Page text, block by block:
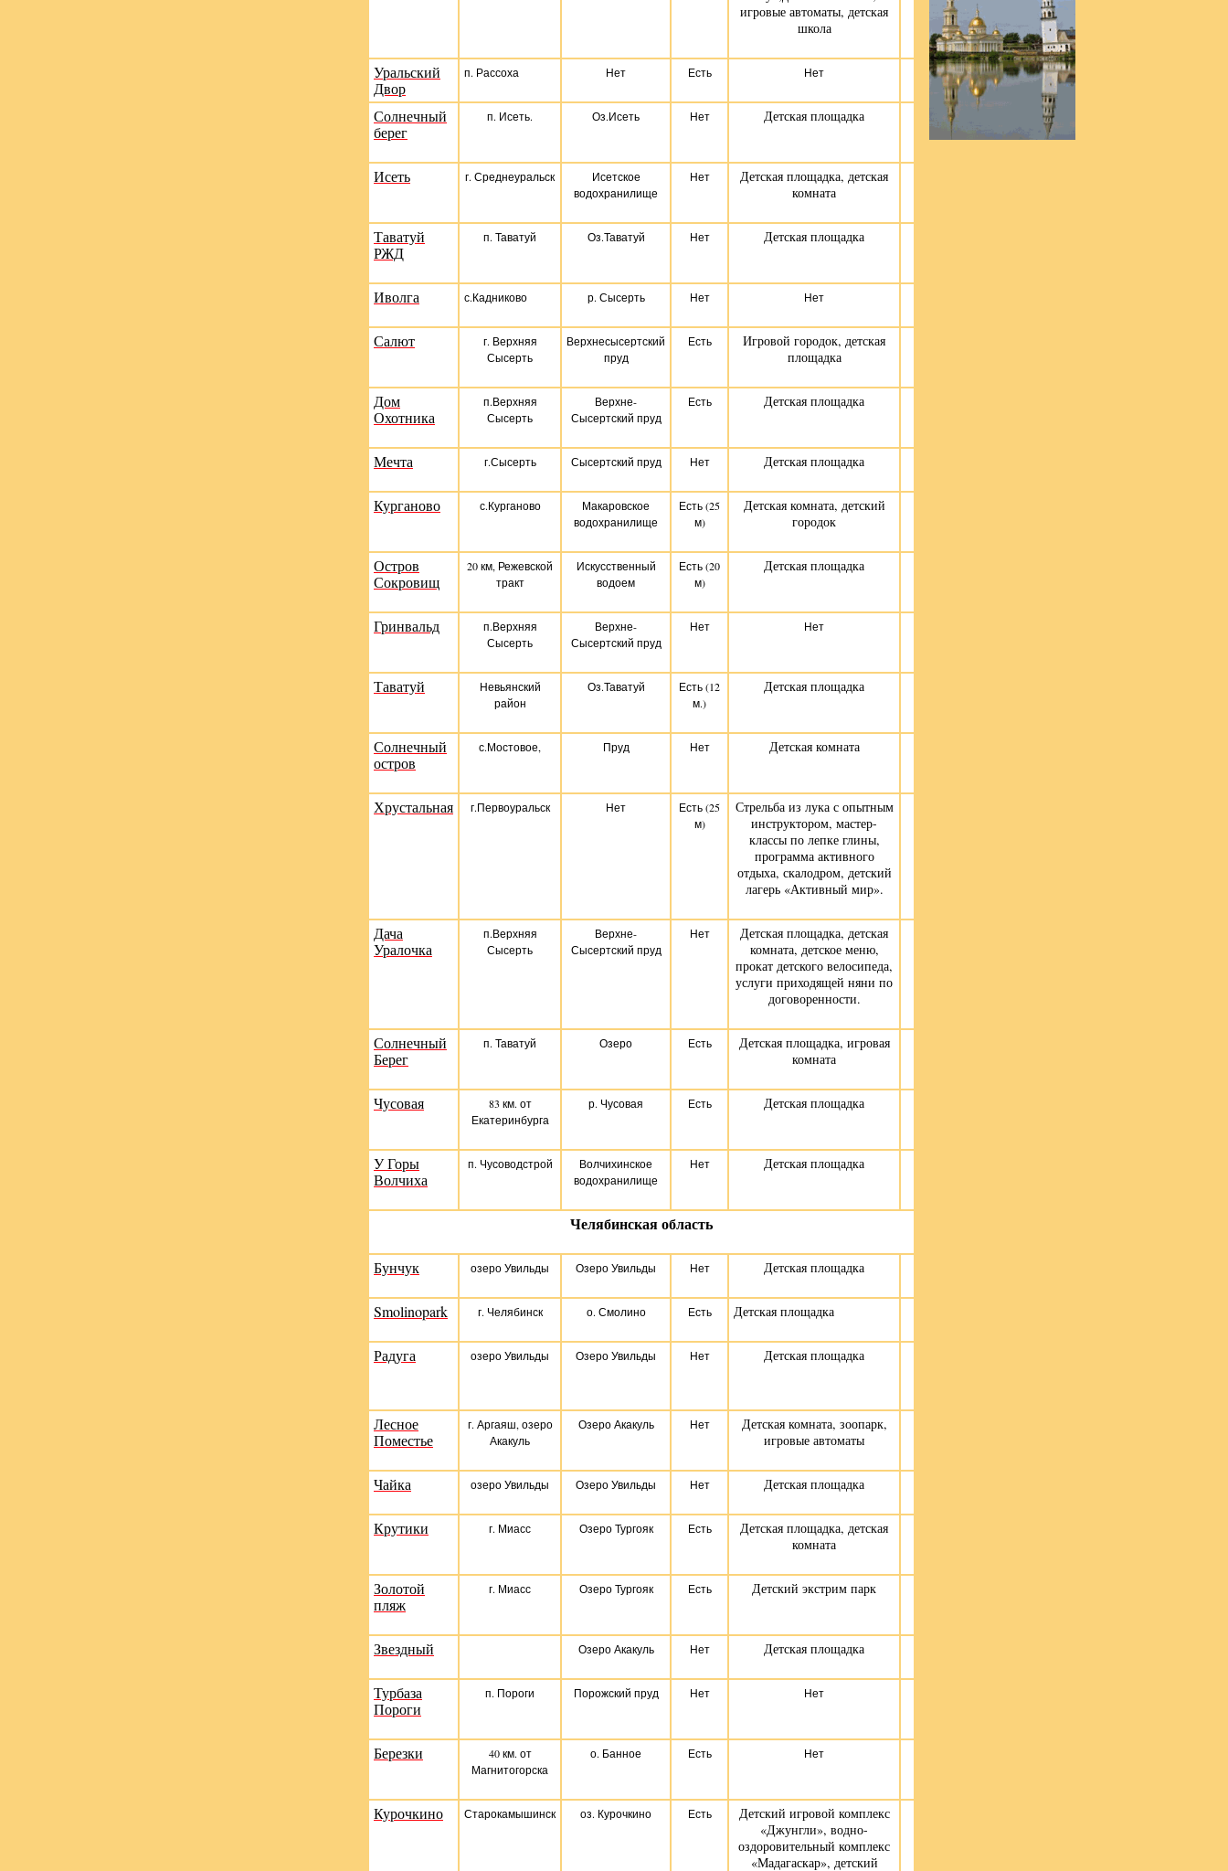
игровые автоматы, детская
школа
Уральский
Двор
п. Рассоха Нет Есть Нет
Солнечный
берег
п. Исеть. Оз.Исеть Нет Детская площадка
Исеть г. Среднеуральск
Исетское
водохранилище
Нет
Детская площадка, детская
комната
Таватуй
РЖД
п. Таватуй Оз.Таватуй Нет Детская площадка
Иволга с.Кадниково р. Сысерть Нет Нет
Салют
г. Верхняя
Сысерть
Верхнесысертский
пруд
Есть
Игровой городок, детская
площадка
Дом
Охотника
п.Верхняя
Сысерть
Верхне-
Сысертский пруд
Есть Детская площадка
Мечта г.Сысерть Сысертский пруд Нет Детская площадка
Курганово с.Курганово
Макаровское
водохранилище
Есть (25
м)
Детская комната, детский
городок
Остров
Сокровищ
20 км, Режевской
тракт
Искусственный
водоем
Есть (20
м)
Детская площадка
Гринвальд
п.Верхняя
Сысерть
Верхне-
Сысертский пруд
Нет Нет
Таватуй
Невьянский
район
Оз.Таватуй
Есть (12
м.)
Детская площадка
Солнечный
остров
с.Мостовое, Пруд Нет Детская комната
Хрустальная г.Первоуральск Нет
Есть (25
м)
Стрельба из лука с опытным
инструктором, мастер-
классы по лепке глины,
программа активного
отдыха, скалодром, детский
лагерь «Активный мир».
Дача
Уралочка
п.Верхняя
Сысерть
Верхне-
Сысертский пруд
Нет
Детская площадка, детская
комната, детское меню,
прокат детского велосипеда,
услуги приходящей няни по
договоренности.
Солнечный
Берег
п. Таватуй Озеро Есть
Детская площадка, игровая
комната
Чусовая
83 км. от
Екатеринбурга
р. Чусовая Есть Детская площадка
У Горы
Волчиха
п. Чусоводстрой
Волчихинское
водохранилище
Нет Детская площадка
Челябинская область
Бунчук озеро Увильды Озеро Увильды Нет Детская площадка
Smolinopark г. Челябинск о. Смолино Есть Детская площадка
Радуга озеро Увильды Озеро Увильды Нет Детская площадка
Лесное
Поместье
г. Аргаяш, озеро
Акакуль
Озеро Акакуль Нет
Детская комната, зоопарк,
игровые автоматы
Чайка озеро Увильды Озеро Увильды Нет Детская площадка
Крутики г. Миасс Озеро Тургояк Есть
Детская площадка, детская
комната
Золотой
пляж
г. Миасс Озеро Тургояк Есть Детский экстрим парк
Звездный Озеро Акакуль Нет Детская площадка
Турбаза
Пороги
п. Пороги Порожский пруд Нет Нет
Березки
40 км. от
Магнитогорска
о. Банное Есть Нет
Курочкино Старокамышинск оз. Курочкино Есть
Детский игровой комплекс
«Джунгли», водно-
оздоровительный комплекс
«Мадагаскар», детский